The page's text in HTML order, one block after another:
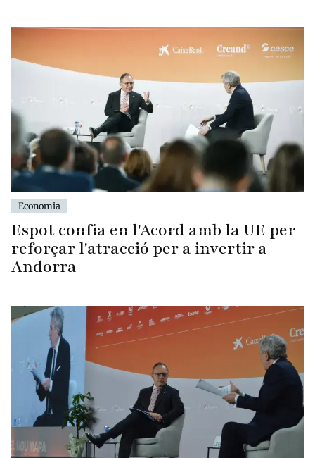
Economia
Espot confia en l'Acord amb la UE per
reforçar l'atracció per a invertir a
Andorra